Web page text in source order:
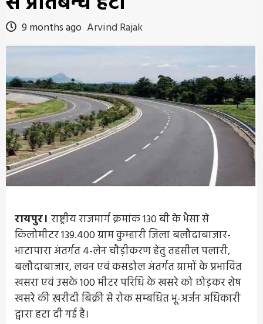
9 months ago Arvind Rajak
रायपुर। राष्ट्रीय राजमार्ग क्रमांक 130 बी के भैसा से
किलोमीटर 139.400 ग्राम कुम्हारी जिला बलौदाबाजार-
भाटापारा अंतर्गत 4-लेन चौड़ीकरण हेतु तहसील पलारी,
बलौदाबाजार, लवन एवं कसडोल अंतर्गत ग्रामों के प्रभावित
खसरा एवं उसके 100 मीटर परिधि के खसरे को छोड़कर शेष
खसरे की खरीदी बिक्री से रोक सम्बधित भू-अर्जन अधिकारी
द्वारा हटा दी गई है।